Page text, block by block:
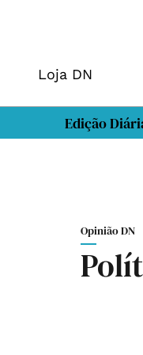
Loja DN
Edição
Opinião DN